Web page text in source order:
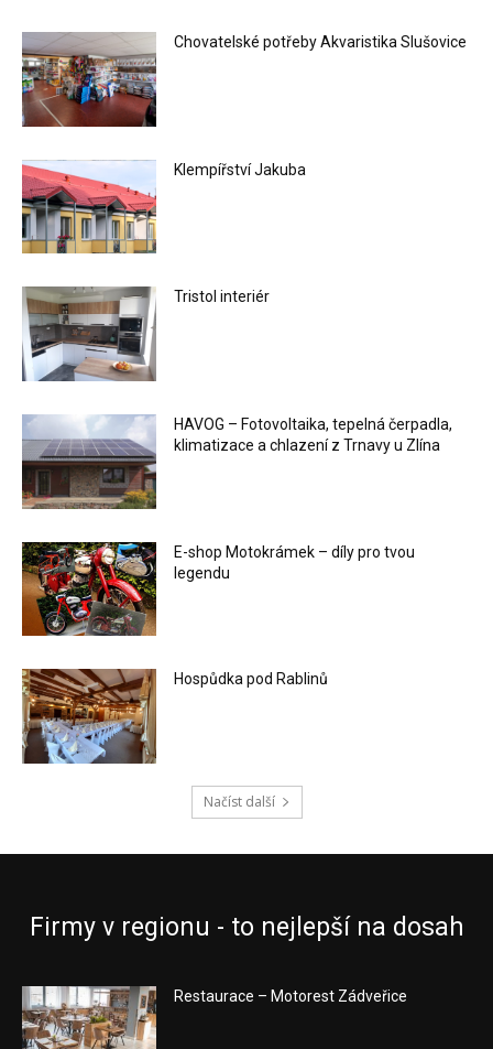
Chovatelské potřeby Akvaristika Slušovice
Klempířství Jakuba
Tristol interiér
HAVOG – Fotovoltaika, tepelná čerpadla,
klimatizace a chlazení z Trnavy u Zlína
E-shop Motokrámek – díly pro tvou
legendu
Hospůdka pod Rablinů
Načíst další
Firmy v regionu - to nejlepší na dosah
Restaurace – Motorest Zádveřice